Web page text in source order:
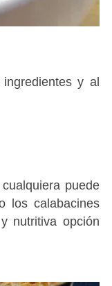
y al
puede
los calabacines
nutritiva opción